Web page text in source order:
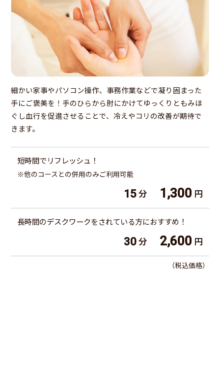
細かい家事やパソコン操作、事務作業などで凝り固まった
手にご褒美を！手のひらから肘にかけてゆっくりともみほ
ぐし血行を促進させることで、冷えやコリの改善が期待で
きます。
短時間でリフレッシュ！
※他のコースとの併用のみご利用可能
15 分 1,300 円
長時間のデスクワークをされている方におすすめ！
30 分 2,600 円
（税込価格）